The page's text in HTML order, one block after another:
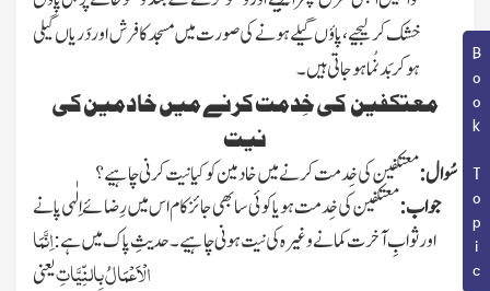
Book Topic
خشک کر لیجیے ،پاؤں گیلے ہونے کی صورت میں مسجد کا فرشاوردَریاں گیلی
ہو کر بَدنُما ہو جاتی ہیں ۔
معتکفین کی خِدمت کرنے میں خادمین کی
نیت
سُوال : معتکفین کی خِدمتکرنے میں خادمین کو کیا نیت کرنی چاہیے ؟
جواب : معتکفین کی خِدمت ہو یا کوئی سا بھی جائز کام اس میں رِضائے اِلٰہی پانے
اور ثوابِ آخرت کمانے وغیرہ کی نیت ہونی چاہیے ۔حدیثِ پاک میں ہے :اِنَّمَا
الْاَعْمَالُ بِالنِّیَّاتِیعنی